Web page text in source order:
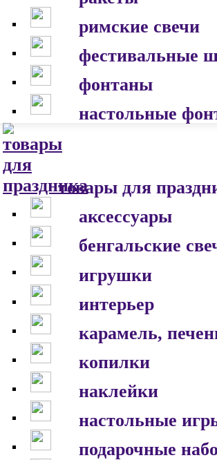
римские свечи
фестивальные
фонтаны
настольные
товары для
аксессуары
бенгальские
игрушки
интерьер
карамель,
копилки
наклейки
настольные
подарочные